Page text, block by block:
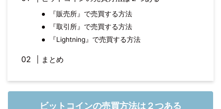
『販売所』で売買する方法
『取引所』で売買する方法
『Lightning』で売買する方法
まとめ
ビットコインの売買方法は２つある